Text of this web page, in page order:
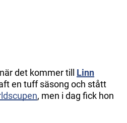
det kommer till Linn
en tuff säsong och stått
, men i dag fick hon